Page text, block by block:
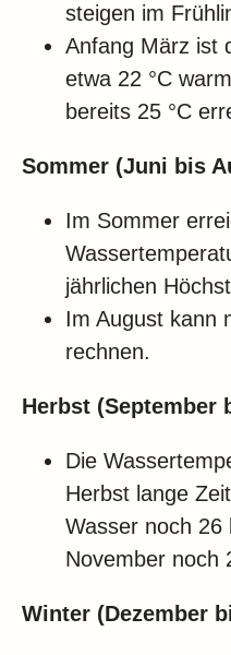
steigen im
Anfang März ist
etwa 22 °C
bereits 25 °C
Sommer (Juni bis
Im Sommer
jährlichen
Im August kann
rechnen.
Herbst (September
Die
Herbst lange
Wasser noch 26
November noch
Winter (Dezember